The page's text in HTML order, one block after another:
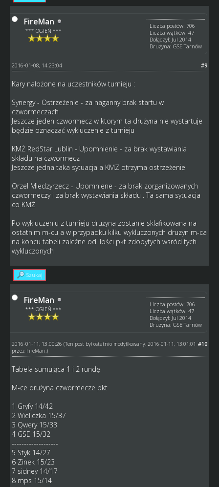
FireMan
*** OGIEŃ ***
Liczba postów: 706
Liczba wątków: 47
Dołączył: Jul 2014
Drużyna: GSE Tarnów
#9
2016-01-08, 14:23:04
Kary nałożone na uczestników turnieju :
Synergy - Ostrzeżenie - za naganny brak startu w
czwormeczach
Jeszcze jeden czwormecz w ktorym ta drużyna nie wystartuje
będzie oznaczać wykluczenie z turnieju
KMŻ RedStar Lublin - Upomnienie - za brak wystawiania
składu na czwormecz
Jeszcze jedna taka sytuacja a KMZ otrzyma ostrzeżenie
Orzel Miedzyrzecz - Upomniene - za brak zorganizowanych
czwormeczy i za brak wystawiania składu . Ta sama sytuacja
co KMŻ
Po wykluczeniu z turnieju drużyna zostanie sklafikowana na
ostatnim m-cu a w przypadku kilku wykluczonych druzyn m-ca
na koncu tabeli zależne od ilości pkt zdobytych wsród tych
wykluczonych
Szukaj
FireMan
*** OGIEŃ ***
Liczba postów: 706
Liczba wątków: 47
Dołączył: Jul 2014
Drużyna: GSE Tarnów
#10
2016-01-11, 13:00:26 (Ten post był ostatnio modyfikowany: 2016-01-11, 13:01:01
przez FireMan .)
Tabela sumująca 1 i 2 rundę
M-ce drużyna czwormecze pkt
1 Gryfy 14/42
2 Wieliczka 15/37
3 Qwery 15/33
4 GSE 15/32
-------------------
5 Styk 14/27
6 Zinek 15/23
7 sidney 14/17
8 mps 15/14